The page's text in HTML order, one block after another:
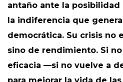
antaño ante la
la indiferencia que
democrática. Su crisis no
sino de rendimiento. Si
eficacia —si no vuelve a